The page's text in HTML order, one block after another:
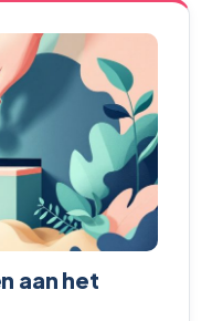
aan het